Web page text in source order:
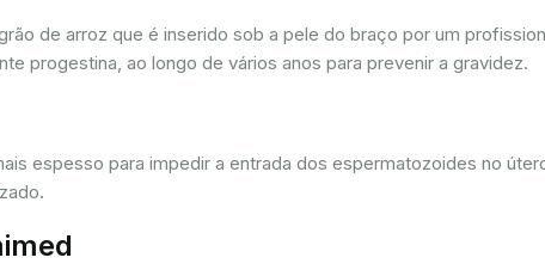
de arroz que é inserido sob a pele do braço por um
progestina, ao longo de vários anos para prevenir a gravidez.
espesso para impedir a entrada dos espermatozoides no